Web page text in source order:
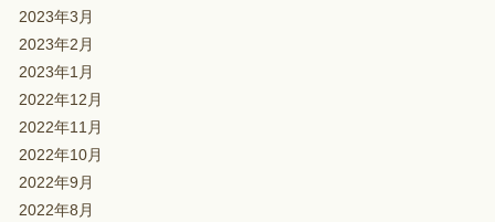
2023年3月
2023年2月
2023年1月
2022年12月
2022年11月
2022年10月
2022年9月
2022年8月